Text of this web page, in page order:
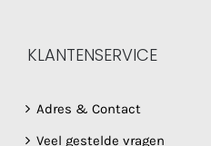
KLANTENSERVICE
Adres & Contact
Veel gestelde vragen